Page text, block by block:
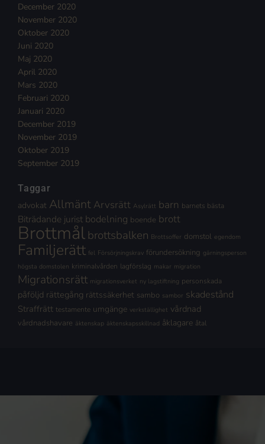
December 2020
November 2020
Oktober 2020
Juni 2020
Maj 2020
April 2020
Mars 2020
Februari 2020
Januari 2020
December 2019
November 2019
Oktober 2019
September 2019
Taggar
advokat Allmänt Arvsrätt Asylrätt barn barnets bästa
Biträdande jurist bodelning boende brott
Brottmålbrottsbalken Brottsoffer domstol egendom
Familjerätt fel Försörjningskrav förundersökning gärningsperson
högsta domstolen kriminalvården lagförslag makar migration
Migrationsrätt migrationsverket ny lagstiftning personskada
påföljd rättegång rättssäkerhet sambo sambor skadestånd
Straffrätt testamente umgänge verkställighet vårdnad
vårdnadshavare äktenskap äktenskapsskillnad åklagare åtal